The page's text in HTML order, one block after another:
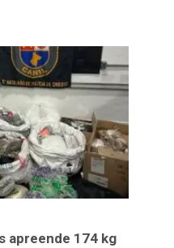
apreende 174 kg